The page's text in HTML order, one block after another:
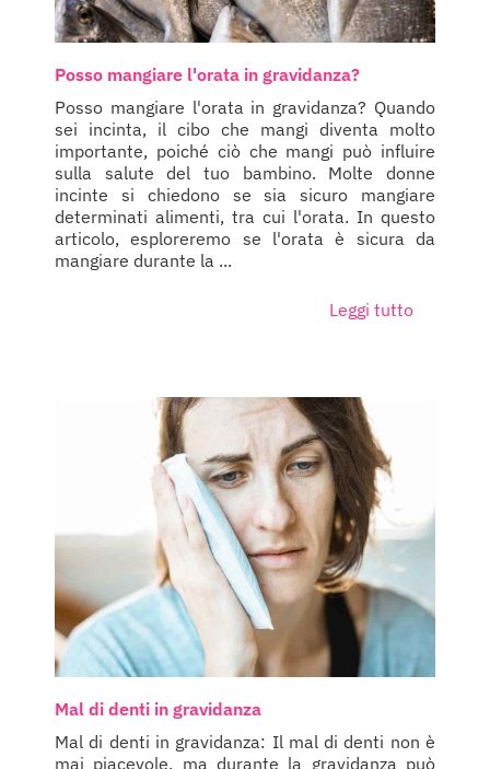
Posso mangiare l'orata in gravidanza?
Posso mangiare l'orata in gravidanza? Quando
sei incinta, il cibo che mangi diventa molto
importante, poiché ciò che mangi può influire
sulla salute del tuo bambino. Molte donne
incinte si chiedono se sia sicuro mangiare
determinati alimenti, tra cui l'orata. In questo
articolo, esploreremo se l'orata è sicura da
mangiare durante la ...
Leggi tutto
Mal di denti in gravidanza
Mal di denti in gravidanza: Il mal di denti non è
mai piacevole, ma durante la gravidanza può